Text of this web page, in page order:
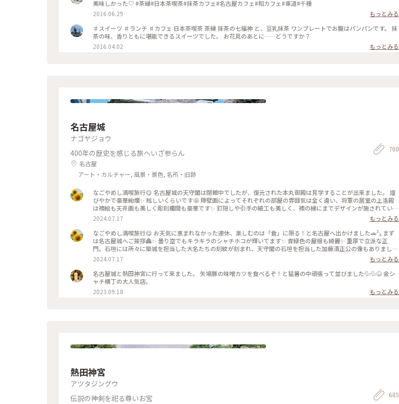
美味しかった♡ #茶縁#日本茶喫茶#抹茶カフェ#名古屋カフェ#和カフェ#車道#千種
2016.06.29
もっとみる
♯スイーツ ♯ランチ ♯カフェ 日本茶喫茶 茶縁 抹茶の七福神 と、豆乳抹茶 ワンプレートでお腹はパンパンです。 抹
茶の味、香りともに堪能できるスイーツでした。 お花見のあとに……どうですか？
2016.04.02
もっとみる
名古屋城
ナゴヤジョウ
400年の歴史を感じる旅へいざ参らん
名古屋
アート・カルチャー, 風景・景色, 名所・旧跡
700
なごやめし満喫旅行😋 名古屋城の天守閣は閉館中でしたが、復元された本丸御殿は見学することが出来ました。 煌
びやかで豪華絢爛✨ 眩しいくらいです🤩 障壁画によってそれぞれの部屋の雰囲気は全く違い、将軍の居室の上洛殿
は襖絵も天井画も美しく彫刻欄間も豪華です✨ 釘隠しや引手の細工も美しく、襖の縁にまでデザインが施されていま
した。欄間は何がモチーフか分かりませんがキースヘリングっぽい😆 城内では名古屋おもてなし武将隊の皆さんが
2024.07.17
もっとみる
なごやめし満喫旅行😋 お天気に恵まれなかった連休、楽しむのは「食」に限る！と名古屋へ出かけました🚗³₃ まず
は名古屋城へご挨拶🏯✨ 曇り空でもキラキラのシャチホコが輝いてます✨ 青緑色の屋根も綺麗✨ 重厚で立派な正
門。石垣には所々に築城を担当した大名たちの刻紋が刻まれ、天守閣の石垣を担当した加藤清正公の像もありまし
た。 天守閣は木造復元プロジェクト準備中のため残念ながら閉館中💧 気になるのは屋根の色。 現在の青緑色は元々
の銅の赤褐色が錆びた色とのこと。復元後は何色に？？青緑色はもしかしたら見納めになるのかも？？ 復元された
らまた見に行きたいです☺️ #なごやめし満喫旅行 #名古屋 #名古屋城 #天守閣 #西南隅櫓 #清正公石曳きの像
2024.07.17
もっとみる
名古屋城と熱田神宮に行って来ました。 矢場豚の味噌カツを食べるぞ！と猛暑の中頑張って並びました💦💦😆 金シ
ャチ横丁の大人気店。
2023.09.18
もっとみる
熱田神宮
アツタジングウ
伝説の神剣を祀る尊いお宮
685